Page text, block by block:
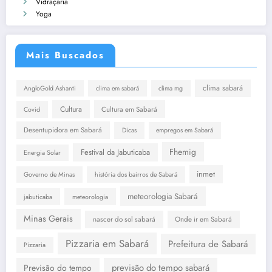
Yoga
Mais Buscados
AngloGold Ashanti clima em sabará clima mg clima sabará
Covid Cultura Cultura em Sabará
Desentupidora em Sabará Dicas empregos em Sabará
Energia Solar Festival da Jabuticaba Fhemig
Governo de Minas história dos bairros de Sabará inmet
jabuticaba meteorologia meteorologia Sabará
Minas Gerais nascer do sol sabará Onde ir em Sabará
Pizzaria Pizzaria em Sabará Prefeitura de Sabará
Previsão do tempo previsão do tempo sabará